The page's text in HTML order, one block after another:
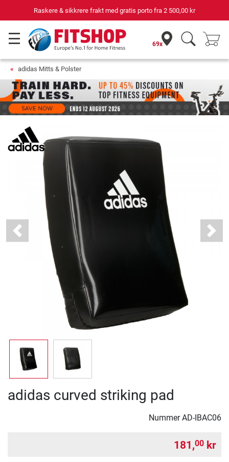
Raskere & sikkrere frakt med gratis porto fra 2 500,00 kr
69x
adidas Mitts & Polster
Previous Next
adidas curved striking pad
NummerAD-IBAC06
181,00 kr